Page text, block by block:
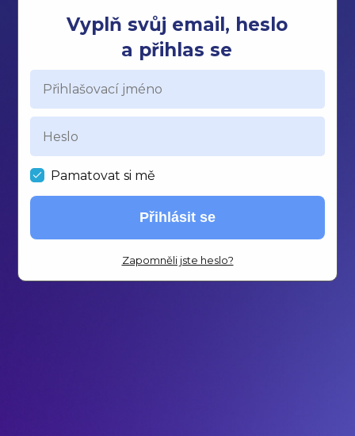
Vyplň svůj email, heslo
a přihlas se
Pamatovat si mě
Přihlásit se
Zapomněli jste heslo?